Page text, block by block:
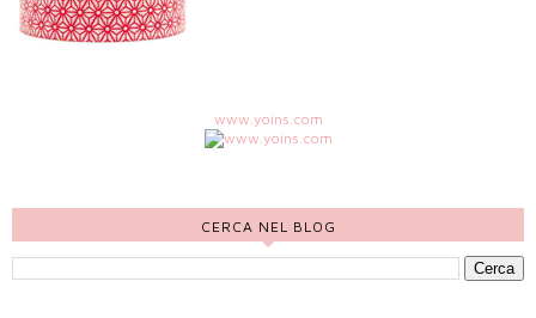
www.yoins.com
CERCA NEL BLOG